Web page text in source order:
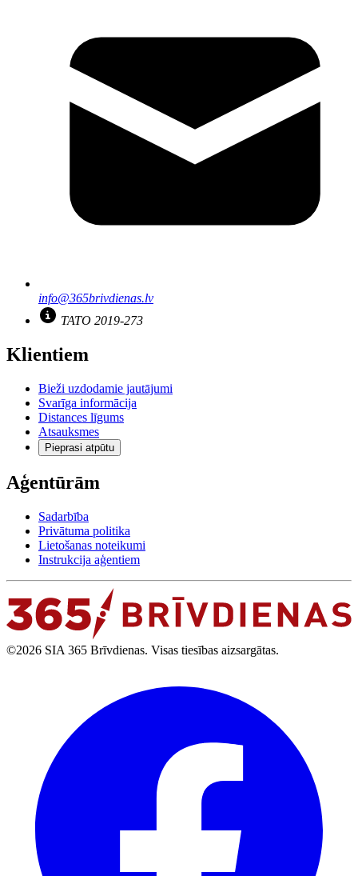
info@365brivdienas.lv
TATO 2019-273
Klientiem
Bieži uzdodamie jautājumi
Svarīga informācija
Distances līgums
Atsauksmes
Pieprasi atpūtu
Aģentūrām
Sadarbība
Privātuma politika
Lietošanas noteikumi
Instrukcija aģentiem
©2026 SIA 365 Brīvdienas. Visas tiesības aizsargātas.